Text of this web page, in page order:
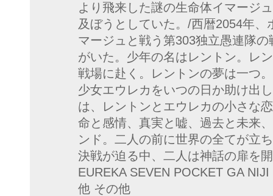
より飛来した謎の生命体イマージ
及ぼうとしていた。/西暦2054年
マージュと戦う第303独立愚連隊
がいた。少年の名はレントン。レ
戦場に赴く。レントンの夢は一つ
少女エウレカをいつの日か助け出
は、レントンとエウレカの小さな
命と感情、真実と嘘、過去と未来
ンド。二人の前に世界の全てが立
決戦が迫る中、二人は神話の扉を
EUREKA SEVEN POCKET GA
他 その他